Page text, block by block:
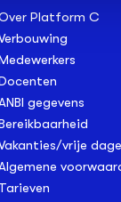
Platform C
gegevens
vrije
Tarieven